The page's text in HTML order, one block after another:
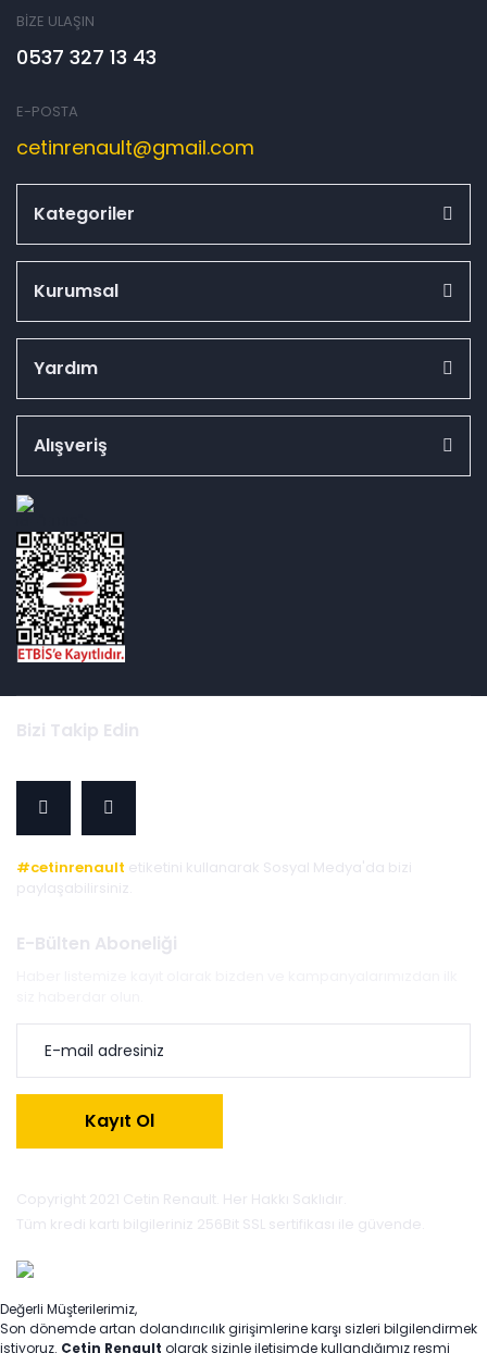
BİZE ULAŞIN
0537 327 13 43
E-POSTA
cetinrenault@gmail.com
Kategoriler
Kurumsal
Yardım
Alışveriş
Bizi Takip Edin
#cetinrenault etiketini kullanarak Sosyal Medya'da bizi
paylaşabilirsiniz.
E-Bülten Aboneliği
Kayıt Ol
Copyright 2021 Cetin Renault. Her Hakkı Saklıdır.
Tüm kredi kartı bilgileriniz 256Bit SSL sertifikası ile güvende.
Değerli Müşterilerimiz,
Son dönemde artan dolandırıcılık girişimlerine karşı sizleri bilgilendirmek
istiyoruz. Çetin Renault olarak sizinle iletişimde kullandığımız resmi